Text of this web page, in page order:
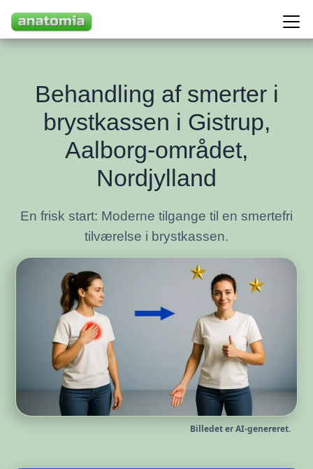
Behandling af smerter i
brystkassen i Gistrup,
Aalborg-området,
Nordjylland
En frisk start: Moderne tilgange til en smertefri
tilværelse i brystkassen.
Billedet er AI-genereret.